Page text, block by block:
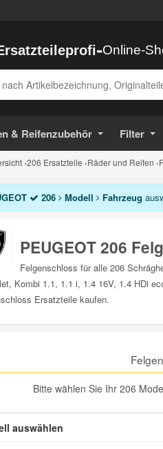
-Online-
& Reifenzubehör Filter
›206 Ersatzteile ›Räder und Reifen ›
206 Modell Fahrzeug
PEUGEOT 206
Felgenschloss für alle 206
Kombi 1.1, 1.1 i, 1.4 16V, 1.4 HDi
Ersatzteile kaufen.
Bitte wählen Sie Ihr 206
auswählen